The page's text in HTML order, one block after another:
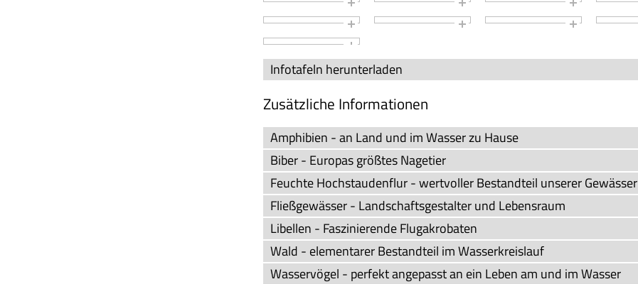
Infotafeln herunterladen
Zusätzliche Informationen
Amphibien - an Land und im Wasser zu Hause
Biber - Europas größtes Nagetier
Feuchte Hochstaudenflur - wertvoller Bestandteil unserer Gewässer
Fließgewässer - Landschaftsgestalter und Lebensraum
Libellen - Faszinierende Flugakrobaten
Wald - elementarer Bestandteil im Wasserkreislauf
Wasservögel - perfekt angepasst an ein Leben am und im Wasser